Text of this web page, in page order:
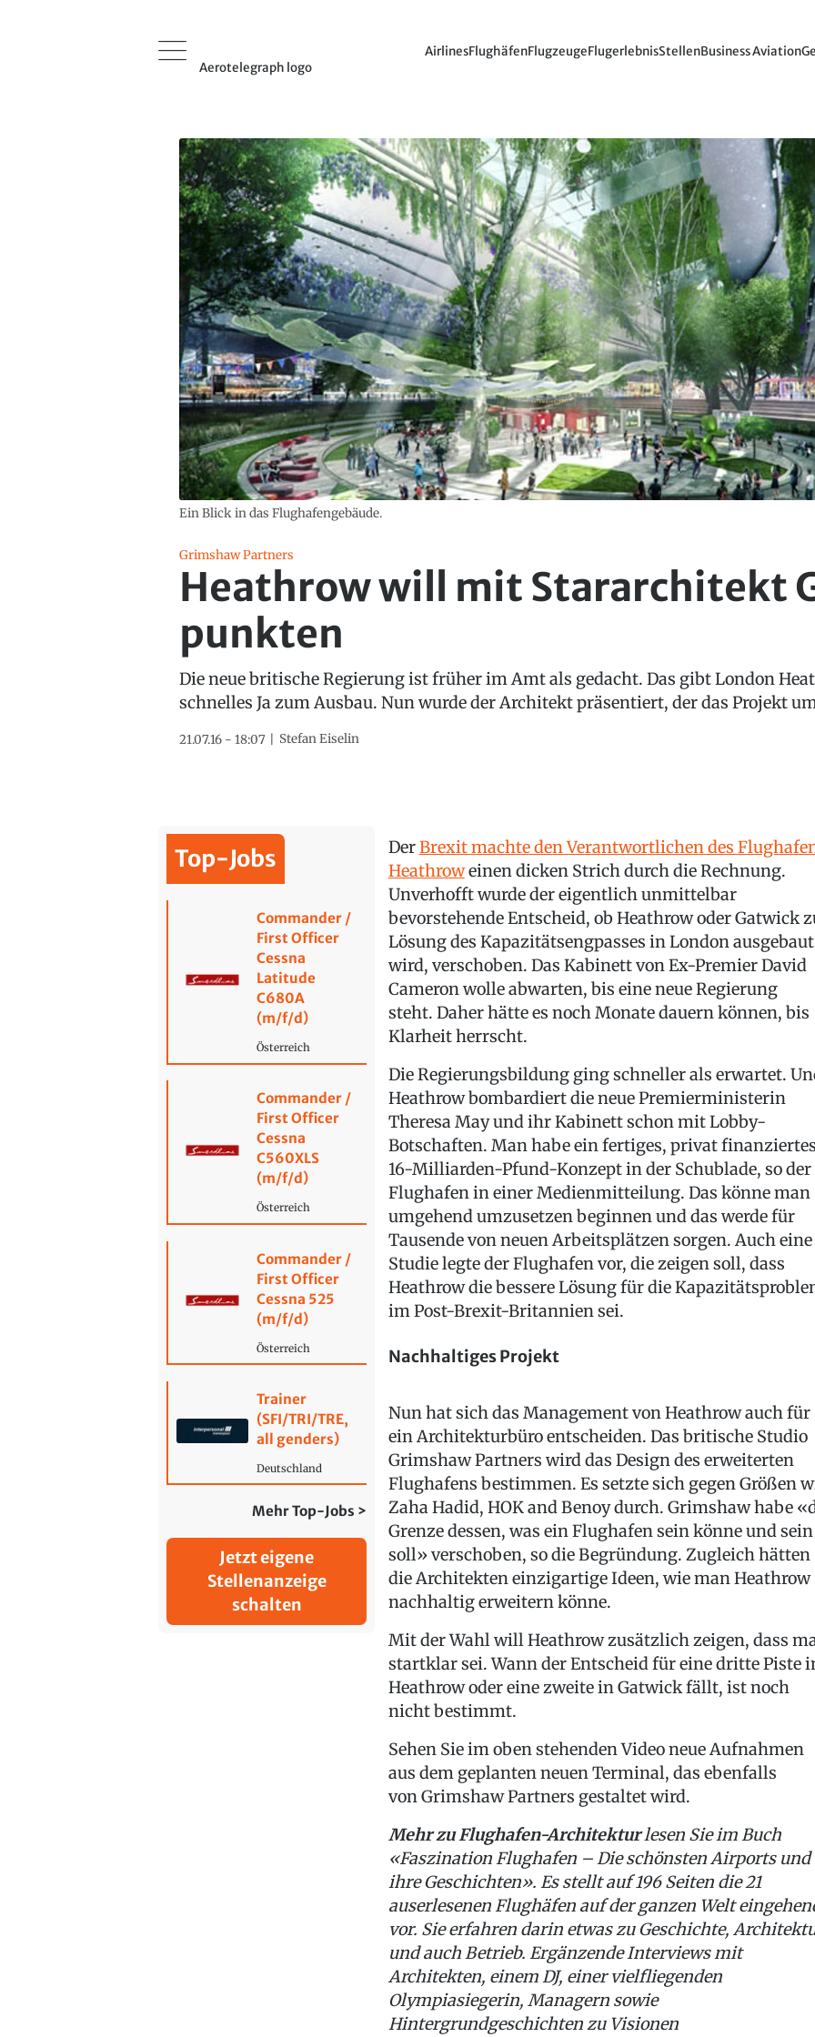
Aerotelegraph logo
AirlinesFlughäfenFlugzeugeFlugerlebnisStellenBusiness Aviation
Ein Blick in das Flughafengebäude.
Grimshaw Partners
Heathrow will mit Stararchitekt
punkten
Die neue britische Regierung ist früher im Amt als gedacht. Das gibt London
schnelles Ja zum Ausbau. Nun wurde der Architekt präsentiert, der das Projekt
21.07.16 - 18:07 Stefan Eiselin
Top-Jobs
Commander /
First Officer
Cessna
Latitude
C680A
(m/f/d)
Österreich
Commander /
First Officer
Cessna
C560XLS
(m/f/d)
Österreich
Commander /
First Officer
Cessna 525
(m/f/d)
Österreich
Trainer
(SFI/TRI/TRE,
all genders)
Deutschland
Mehr Top-Jobs >
Jetzt eigene
Stellenanzeige
schalten
DerBrexit machte den Verantwortlichen des
Heathroweinen dicken Strich durch die Rechnung.
Unverhofft wurde der eigentlich unmittelbar
bevorstehende Entscheid, ob Heathrow oder Gatwick
Lösung des Kapazitätsengpasses in London ausgebaut
wird, verschoben. Das Kabinett von Ex-Premier David
Cameron wolle abwarten, bis eine neue Regierung
steht. Daher hätte es noch Monate dauern können, bis
Klarheit herrscht.
Die Regierungsbildung ging schneller als erwartet.
Heathrow bombardiert die neue Premierministerin
Theresa May und ihr Kabinett schon mit Lobby-
Botschaften. Man habe ein fertiges, privat finanziertes
16-Milliarden-Pfund-Konzept in der Schublade, so der
Flughafen in einer Medienmitteilung. Das könne man
umgehend umzusetzen beginnen und das werde für
Tausende von neuen Arbeitsplätzen sorgen. Auch eine
Studie legte der Flughafen vor, die zeigen soll, dass
Heathrow die bessere Lösung für die
im Post-Brexit-Britannien sei.
Nachhaltiges Projekt
Nun hat sich das Management von Heathrow auch für
ein Architekturbüro entscheiden. Das britische Studio
Grimshaw Partners wird das Design des erweiterten
Flughafens bestimmen. Es setzte sich gegen Größen
Zaha Hadid, HOK and Benoy durch. Grimshaw habe
Grenze dessen, was ein Flughafen sein könne und sein
soll» verschoben, so die Begründung. Zugleich hätten
die Architekten einzigartige Ideen, wie man Heathrow
nachhaltig erweitern könne.
Mit der Wahl will Heathrow zusätzlich zeigen, dass
startklar sei. Wann der Entscheid für eine dritte Piste
Heathrow oder eine zweite in Gatwick fällt, ist noch
nicht bestimmt.
Sehen Sie im oben stehenden Video neue Aufnahmen
aus dem geplanten neuen Terminal, das ebenfalls
von Grimshaw Partners gestaltet wird.
Mehr zu Flughafen-Architekturlesen Sie im Buch
«Faszination Flughafen – Die schönsten Airports und
ihre Geschichten». Es stellt auf 196 Seiten die 21
auserlesenen Flughäfen auf der ganzen Welt
vor. Sie erfahren darin etwas zu Geschichte,
und auch Betrieb. Ergänzende Interviews mit
Architekten, einem DJ, einer vielfliegenden
Olympiasiegerin, Managern sowie
Hintergrundgeschichten zu Visionen